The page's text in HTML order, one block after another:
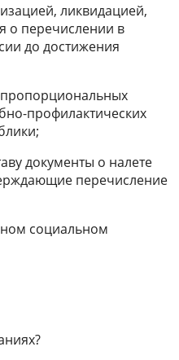
ликвидацией,
о перечислении в
до достижения
профилактических
документы о налете
перечисление
социальном